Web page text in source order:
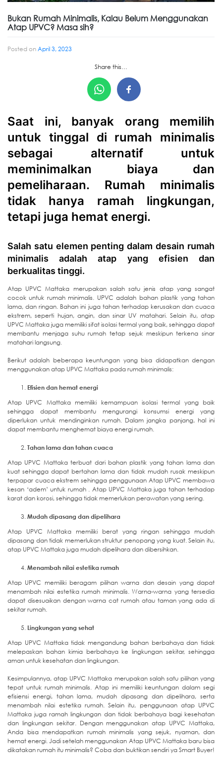
Bukan Rumah Minimalis, Kalau Belum Menggunakan
Atap UPVC? Masa sih?
Posted onApril 3, 2023
Share this…
Saat ini, banyak orang memilih
untuk tinggal di rumah minimalis
sebagai alternatif untuk
meminimalkan biaya dan
pemeliharaan. Rumah minimalis
tidak hanya ramah lingkungan,
tetapi juga hemat energi.
Salah satu elemen penting dalam desain rumah
minimalis adalah atap yang efisien dan
berkualitas tinggi.
Atap UPVC Mattaka merupakan salah satu jenis atap yang sangat
cocok untuk rumah minimalis. UPVC adalah bahan plastik yang tahan
lama, dan ringan. Bahan ini juga tahan terhadap kerusakan dan cuaca
ekstrem, seperti hujan, angin, dan sinar UV matahari. Selain itu, atap
UPVC Mattaka juga memiliki sifat isolasi termal yang baik, sehingga dapat
membantu menjaga suhu rumah tetap sejuk meskipun terkena sinar
matahari langsung.
Berikut adalah beberapa keuntungan yang bisa didapatkan dengan
menggunakan atap UPVC Mattaka pada rumah minimalis:
Efisien dan hemat energi
Atap UPVC Mattaka memiliki kemampuan isolasi termal yang baik
sehingga dapat membantu mengurangi konsumsi energi yang
diperlukan untuk mendinginkan rumah. Dalam jangka panjang, hal ini
dapat membantu menghemat biaya energi rumah.
Tahan lama dan tahan cuaca
Atap UPVC Mattaka terbuat dari bahan plastik yang tahan lama dan
kuat sehingga dapat bertahan lama dan tidak mudah rusak meskipun
terpapar cuaca ekstrem sehingga penggunaan Atap UPVC membawa
kesan ‘adem’ untuk rumah . Atap UPVC Mattaka juga tahan terhadap
karat dan korosi, sehingga tidak memerlukan perawatan yang sering.
Mudah dipasang dan dipelihara
Atap UPVC Mattaka memiliki berat yang ringan sehingga mudah
dipasang dan tidak memerlukan struktur penopang yang kuat. Selain itu,
atap UPVC Mattaka juga mudah dipelihara dan dibersihkan.
Menambah nilai estetika rumah
Atap UPVC memiliki beragam pilihan warna dan desain yang dapat
menambah nilai estetika rumah minimalis. Warna-warna yang tersedia
dapat disesuaikan dengan warna cat rumah atau taman yang ada di
sekitar rumah.
Lingkungan yang sehat
Atap UPVC Mattaka tidak mengandung bahan berbahaya dan tidak
melepaskan bahan kimia berbahaya ke lingkungan sekitar, sehingga
aman untuk kesehatan dan lingkungan.
Kesimpulannya, atap UPVC Mattaka merupakan salah satu pilihan yang
tepat untuk rumah minimalis. Atap ini memiliki keuntungan dalam segi
efisiensi energi, tahan lama, mudah dipasang dan dipelihara, serta
menambah nilai estetika rumah. Selain itu, penggunaan atap UPVC
Mattaka juga ramah lingkungan dan tidak berbahaya bagi kesehatan
dan lingkungan sekitar. Dengan menggunakan atap UPVC Mattaka,
Anda bisa mendapatkan rumah minimalis yang sejuk, nyaman, dan
hemat energi. Jadi setelah menggunakan Atap UPVC Mattaka baru bisa
dikatakan rumah itu minimalis? Coba dan buktikan sendiri ya Smart Buyer!